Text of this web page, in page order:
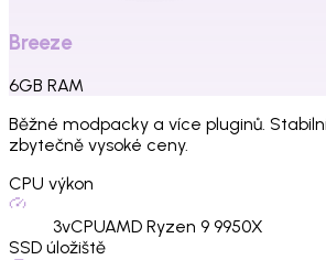
Breeze
6GB RAM
Běžné modpacky a více pluginů.
zbytečně vysoké ceny.
CPU výkon
3vCPUAMD Ryzen 9 9950X
SSD úložiště